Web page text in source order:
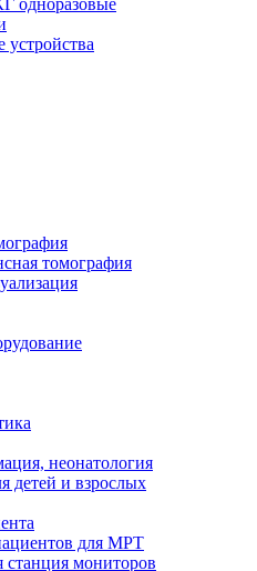
одноразовые
томография
неонатология
детей и взрослых
для МРТ
станция мониторов